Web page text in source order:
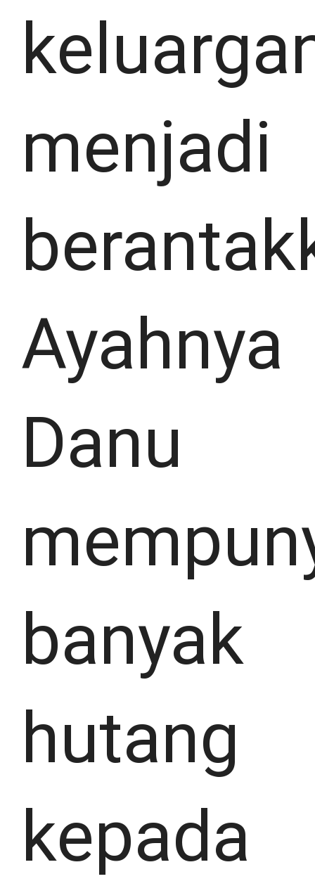
menjadi
Ayahnya
Danu
banyak
hutang
kepada